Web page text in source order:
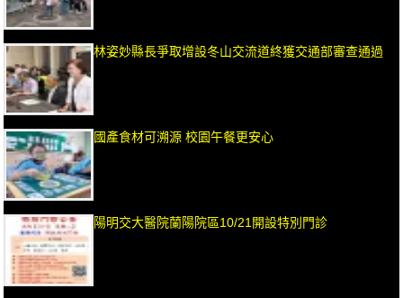
林姿妙縣長爭取增設冬山交流道終獲交通部審查通過
國產食材可溯源 校園午餐更安心
陽明交大醫院蘭陽院區10/21開設特別門診